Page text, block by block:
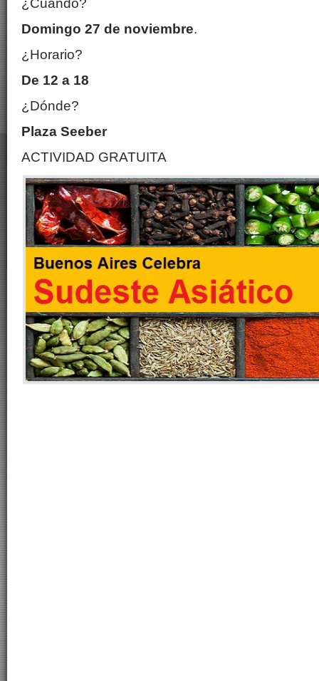
¿Cuándo?
Domingo 27 de noviembre.
¿Horario?
De 12 a 18
¿Dónde?
Plaza Seeber
ACTIVIDAD GRATUITA